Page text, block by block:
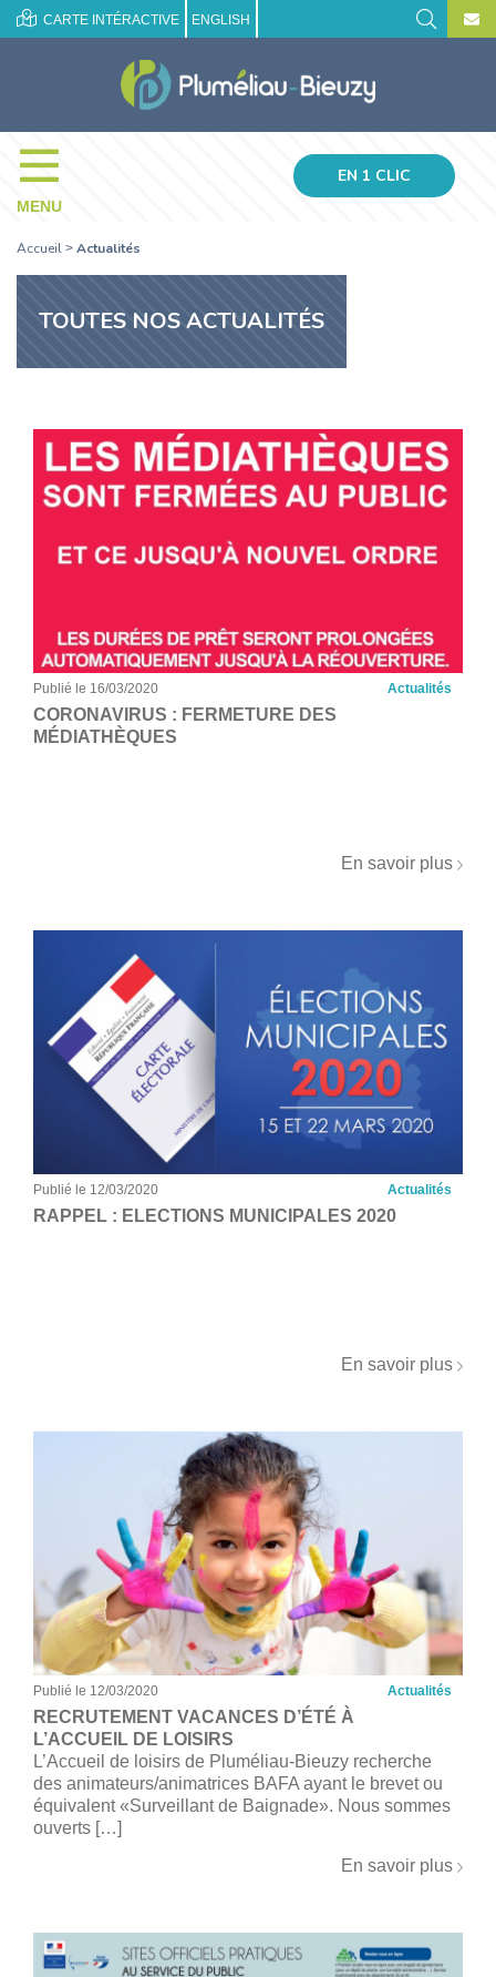
CARTE INTÉRACTIVE ENGLISH
MENU
EN 1 CLIC
Accueil > Actualités
TOUTES NOS ACTUALITÉS
Publié le 16/03/2020 Actualités
CORONAVIRUS : FERMETURE DES
MÉDIATHÈQUES
En savoir plus
Publié le 12/03/2020 Actualités
RAPPEL : ELECTIONS MUNICIPALES 2020
En savoir plus
Publié le 12/03/2020 Actualités
RECRUTEMENT VACANCES D’ÉTÉ À
L’ACCUEIL DE LOISIRS
L’Accueil de loisirs de Pluméliau-Bieuzy recherche
des animateurs/animatrices BAFA ayant le brevet ou
équivalent «Surveillant de Baignade». Nous sommes
ouverts […]
En savoir plus